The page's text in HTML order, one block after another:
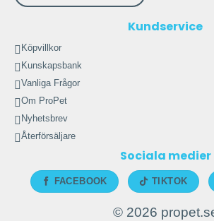
Kundservice
Köpvillkor
Kunskapsbank
Vanliga Frågor
Om ProPet
Nyhetsbrev
Återförsäljare
Sociala medier
FACEBOOK TIKTOK
© 2026